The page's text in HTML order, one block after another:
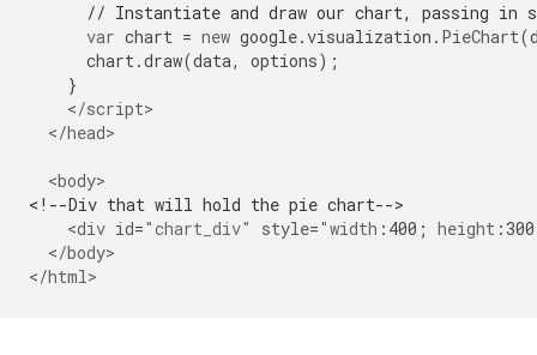
// Instantiate and draw our chart, passing in
var chart = new google.visualization . PieChart(
chart.draw(data, options);
}
</script>
</head>
<body>
<!--Div that will hold the pie chart-->
<div id="chart_div" style="width : 400 ; height : 300
</body>
</html>